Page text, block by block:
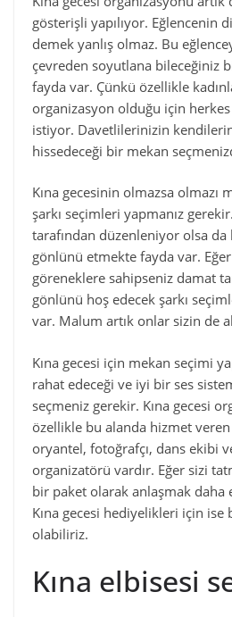
gösterişli yapılıyor. Eğlencenin
demek yanlış olmaz. Bu
çevreden soyutlana bileceğiniz
fayda var. Çünkü özellikle
organizasyon olduğu için
istiyor. Davetlilerinizin
hissedeceği bir mekan
Kına gecesinin olmazsa olmazı
şarkı seçimleri yapmanız
tarafından düzenleniyor olsa da
gönlünü etmekte fayda var.
göreneklere sahipseniz damat
gönlünü hoş edecek şarkı
var. Malum artık onlar sizin de
Kına gecesi için mekan seçimi
rahat edeceği ve iyi bir ses
seçmeniz gerekir. Kına gecesi
özellikle bu alanda hizmet
oryantel, fotoğrafçı, dans ekibi
organizatörü vardır. Eğer sizi
bir paket olarak anlaşmak
Kına gecesi hediyelikleri için ise
olabiliriz.
Kına elbisesi